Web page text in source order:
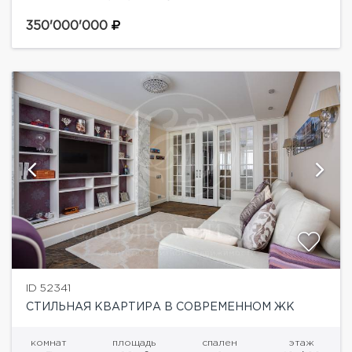
Остоженки. Квартира предлагается с дизайнерской
350'000'000
ID 52341
СТИЛЬНАЯ КВАРТИРА В СОВРЕМЕННОМ ЖК
комнат площадь спален этаж